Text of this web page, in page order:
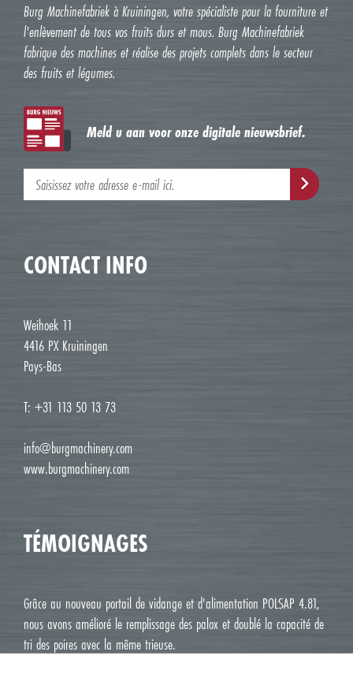
Burg Machinefabriek à Kruiningen, votre spécialiste pour la fourniture et
l'enlèvement de tous vos fruits durs et mous. Burg Machinefabriek
fabrique des machines et réalise des projets complets dans le secteur
des fruits et légumes.
Meld u aan voor onze digitale nieuwsbrief.
CONTACT INFO
Weihoek 11
4416 PX Kruiningen
Pays-Bas
T: +31 113 50 13 73
info@burgmachinery.com
www.burgmachinery.com
TÉMOIGNAGES
Grâce au nouveau portail de vidange et d'alimentation POLSAP 4.81,
nous avons amélioré le remplissage des palox et doublé la capacité de
tri des poires avec la même trieuse.